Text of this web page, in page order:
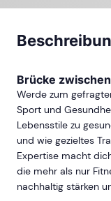
Brücke
Werde zum
Sport und
Lebensstile zu
und wie gezieltes
Expertise macht
die mehr als nur
nachhaltig stärken